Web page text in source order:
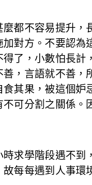
都不容易提升
對方。不要認
了，小數怕長計
，言語就不善
其果，被這個
可分割之關係。
求學階段遇不到
每每遇到人事環